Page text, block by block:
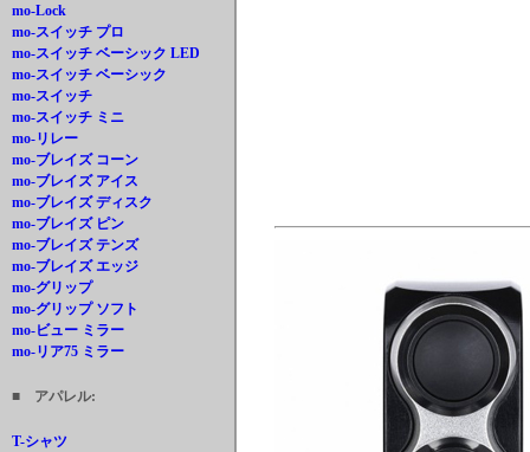
mo-Lock
mo-スイッチ プロ
mo-スイッチ ベーシック LED
mo-スイッチ ベーシック
mo-スイッチ
mo-スイッチ ミニ
mo-リレー
mo-ブレイズ コーン
mo-ブレイズ アイス
mo-ブレイズ ディスク
mo-ブレイズ ピン
mo-ブレイズ テンズ
mo-ブレイズ エッジ
mo-グリップ
mo-グリップ ソフト
mo-ビュー ミラー
mo-リア75 ミラー
■ アパレル:
T-シャツ